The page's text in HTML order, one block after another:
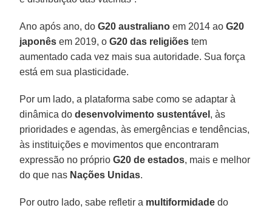
Ano após ano, doG20 australiano em 2014 aoG20
japonês em 2019, oG20 das religiões tem
aumentado cada vez mais sua autoridade. Sua força
está em sua plasticidade.
Por um lado, a plataforma sabe como se adaptar à
dinâmica dodesenvolvimento sustentável , às
prioridades e agendas, às emergências e tendências,
às instituições e movimentos que encontraram
expressão no próprioG20 de estados, mais e melhor
do que nas Nações Unidas.
Por outro lado, sabe refletir a multiformidade do